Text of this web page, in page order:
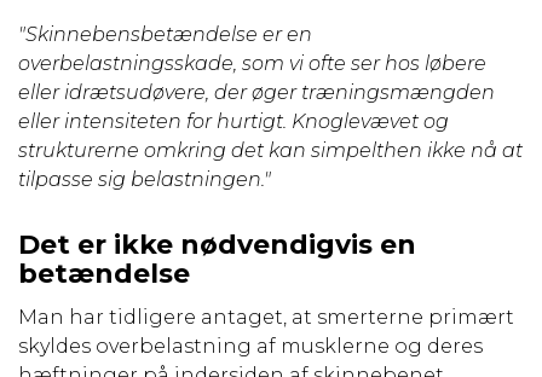
"Skinnebensbetændelse er en
overbelastningsskade, som vi ofte ser hos løbere
eller idrætsudøvere, der øger træningsmængden
eller intensiteten for hurtigt. Knoglevævet og
strukturerne omkring det kan simpelthen ikke nå at
tilpasse sig belastningen."
Det er ikke nødvendigvis en
betændelse
Man har tidligere antaget, at smerterne primært
skyldes overbelastning af musklerne og deres